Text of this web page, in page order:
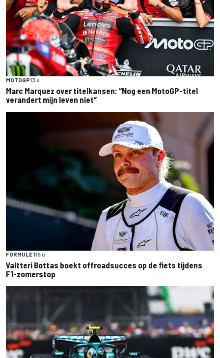
MOTOGP13 u
Marc Marquez over titelkansen: “Nog een MotoGP-titel
verandert mijn leven niet”
FORMULE 115 u
Valtteri Bottas boekt offroadsucces op de fiets tijdens
F1-zomerstop